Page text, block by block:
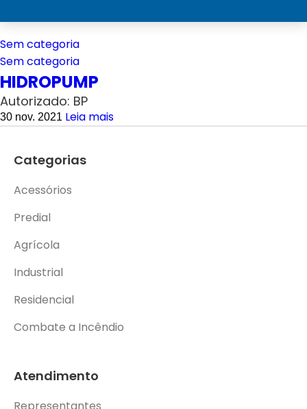
Sem categoria
Sem categoria
HIDROPUMP
Autorizado: BP
30 nov. 2021 Leia mais
Categorias
Acessórios
Predial
Agrícola
Industrial
Residencial
Combate a Incêndio
Atendimento